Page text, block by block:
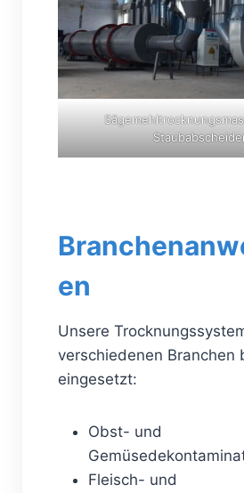
en
Unsere
verschiedenen Branchen
eingesetzt:
Obst- und
Fleisch- und